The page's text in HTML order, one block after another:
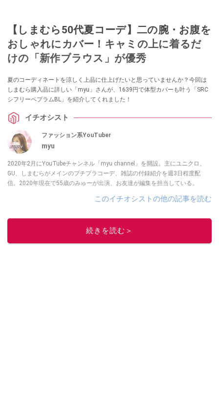
【しまむら50代夏コーデ】二の腕・お腹を
おしゃれにカバー！キャミの上に着るだ
けの「新作ブラウス」が優秀
夏のコーディネートを涼しく上品に仕上げたいと思っていませんか？今回は
しまむら購入品に詳しい「myu」さんが、1639円で体型カバーも叶う「SRC
シフリーペプラムBL」を紹介してくれました！
イチオシスト
ファッション系YouTuber
myu
2020年2月にYouTubeチャンネル「myu channel」を開設。主にユニクロ、
GU、しまむらがメインのプチプラコーデ、雑誌の付録紹介を週3日程度配
信。2020年現在で55歳のみゅーが出演、お友達が編集を担当している。
このイチオシストの他の記事を読む
続きを読む＞